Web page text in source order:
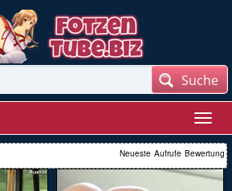
Suche
Neueste Aufrufe Bewertung